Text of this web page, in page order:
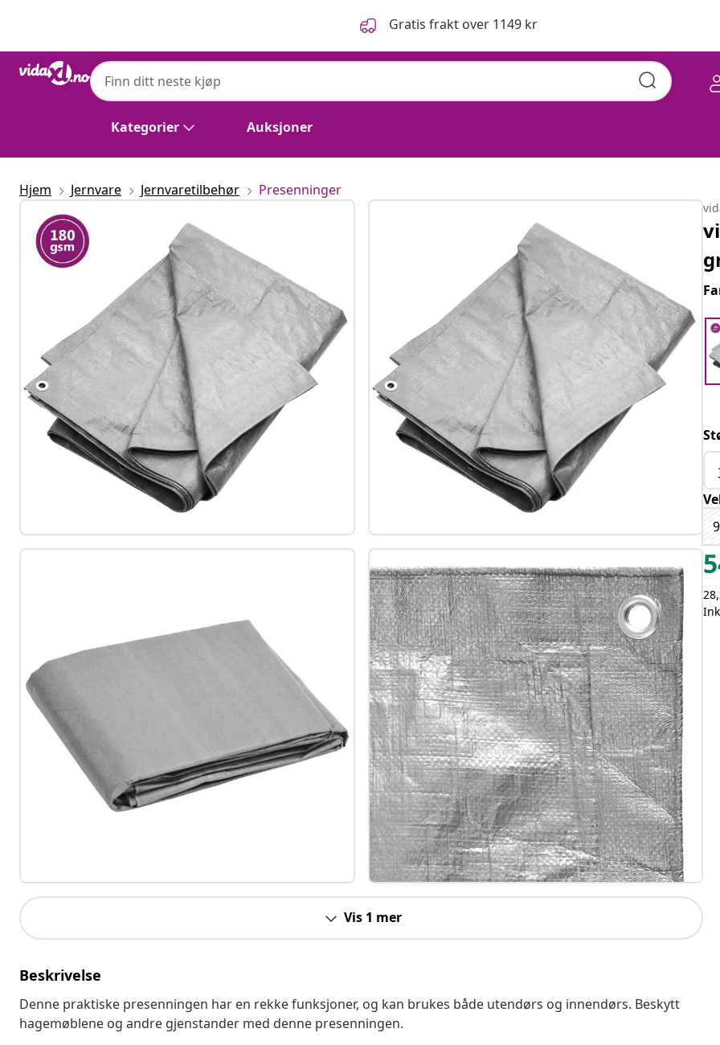
Gratis frakt over 1149 kr
Kategorier Auksjoner
Hjem Jernvare Jernvaretilbehør Presenninger
Vis 1 mer
Beskrivelse
Denne praktiske presenningen har en rekke funksjoner, og kan brukes både utendørs og innendørs. Beskytt
hagemøblene og andre gjenstander med denne presenningen.